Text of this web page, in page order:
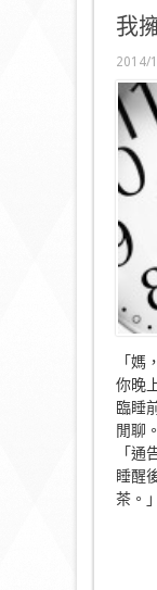
我
2014/
「媽
你晚
臨睡
閒聊
「通
睡醒
茶。